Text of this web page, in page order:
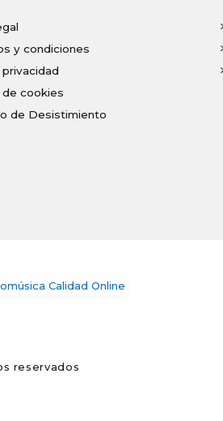
y condiciones
de cookies
de Desistimiento
reservados